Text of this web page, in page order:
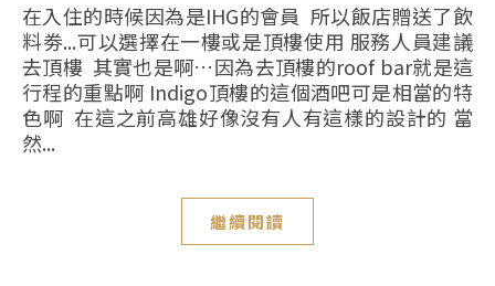
在入住的時候因為是IHG的會員 所以飯店贈送了飲
料劵...可以選擇在一樓或是頂樓使用 服務人員建議
去頂樓 其實也是啊…因為去頂樓的roof bar就是這
行程的重點啊 Indigo頂樓的這個酒吧可是相當的特
色啊 在這之前高雄好像沒有人有這樣的設計的 當
然...
繼續閱讀